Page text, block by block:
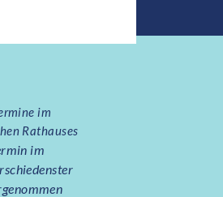
im
Rathauses
im